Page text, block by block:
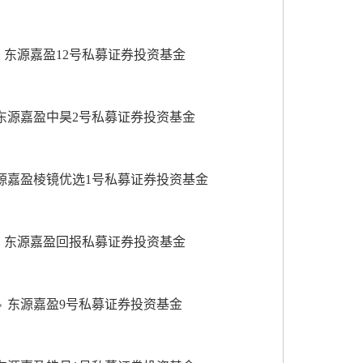
东源嘉盈12号私募证券投资基金
源嘉盈中昊2号私募证券投资基金
嘉盈棱镜优选1号私募证券投资基金
东源嘉盈回报私募证券投资基金
东源嘉盈9号私募证券投资基金